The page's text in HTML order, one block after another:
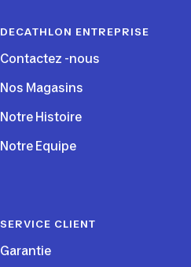
DECATHLON ENTREPRISE
Contactez -nous
Nos Magasins
Notre Histoire
Notre Equipe
SERVICE CLIENT
Garantie